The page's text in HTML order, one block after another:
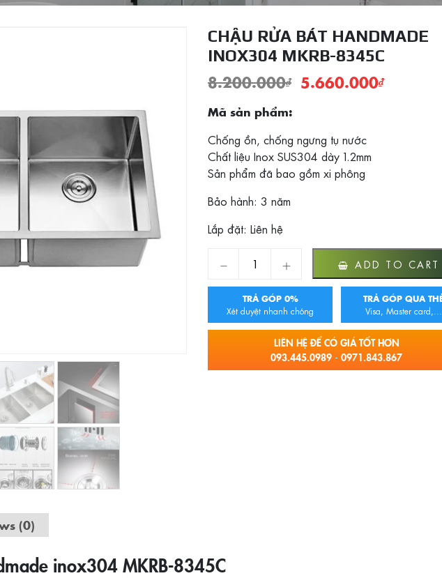
CHẬU RỬA BÁT HANDMADE
INOX304 MKRB-8345C
8.200.000₫ 5.660.000₫
Mã sản phẩm:
Chống ồn, chống ngưng tụ nước
Chất liệu Inox SUS304 dày 1.2mm
Sản phẩm đã bao gồm xi phông
Bảo hành: 3 năm
Lắp đặt: Liên hệ
Chậu rửa bát Handmade inox304 MKRB-8345C
ADD TO CART
TRẢ GÓP 0%
Xét duyệt nhanh chóng
TRẢ GÓP QUA
Visa, Master card,...
LIÊN HỆ ĐỂ CÓ GIÁ TỐT HƠN
093.445.0989 - 0971.843.867
(0)
inox304 MKRB-8345C